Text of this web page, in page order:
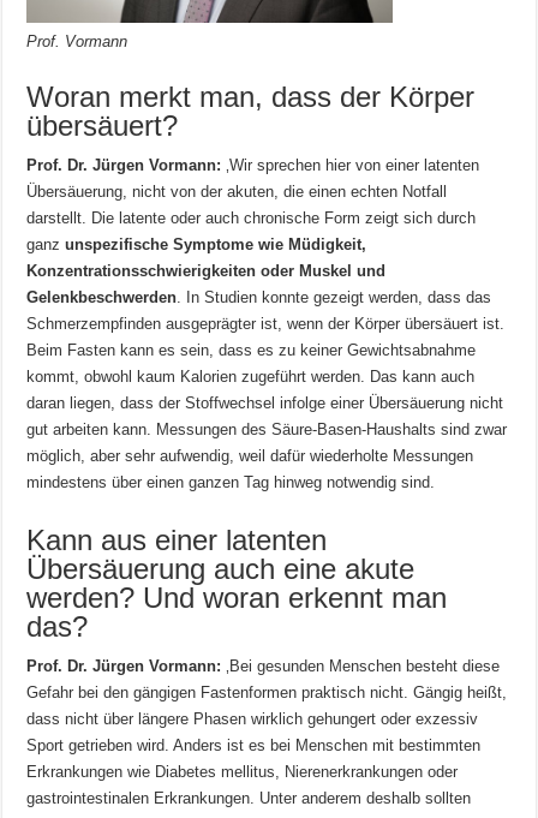
Prof. Vormann
Woran merkt man, dass der Körper
übersäuert?
Prof. Dr. Jürgen Vormann: ‚Wir sprechen hier von einer latenten
Übersäuerung, nicht von der akuten, die einen echten Notfall
darstellt. Die latente oder auch chronische Form zeigt sich durch
ganzunspezifische Symptome wie Müdigkeit,
Konzentrationsschwierigkeiten oder Muskel und
Gelenkbeschwerden . In Studien konnte gezeigt werden, dass das
Schmerzempfinden ausgeprägter ist, wenn der Körper übersäuert ist.
Beim Fasten kann es sein, dass es zu keiner Gewichtsabnahme
kommt, obwohl kaum Kalorien zugeführt werden. Das kann auch
daran liegen, dass der Stoffwechsel infolge einer Übersäuerung nicht
gut arbeiten kann. Messungen des Säure-Basen-Haushalts sind zwar
möglich, aber sehr aufwendig, weil dafür wiederholte Messungen
mindestens über einen ganzen Tag hinweg notwendig sind.
Kann aus einer latenten
Übersäuerung auch eine akute
werden? Und woran erkennt man
das?
Prof. Dr. Jürgen Vormann: ‚Bei gesunden Menschen besteht diese
Gefahr bei den gängigen Fastenformen praktisch nicht. Gängig heißt,
dass nicht über längere Phasen wirklich gehungert oder exzessiv
Sport getrieben wird. Anders ist es bei Menschen mit bestimmten
Erkrankungen wie Diabetes mellitus, Nierenerkrankungen oder
gastrointestinalen Erkrankungen. Unter anderem deshalb sollten